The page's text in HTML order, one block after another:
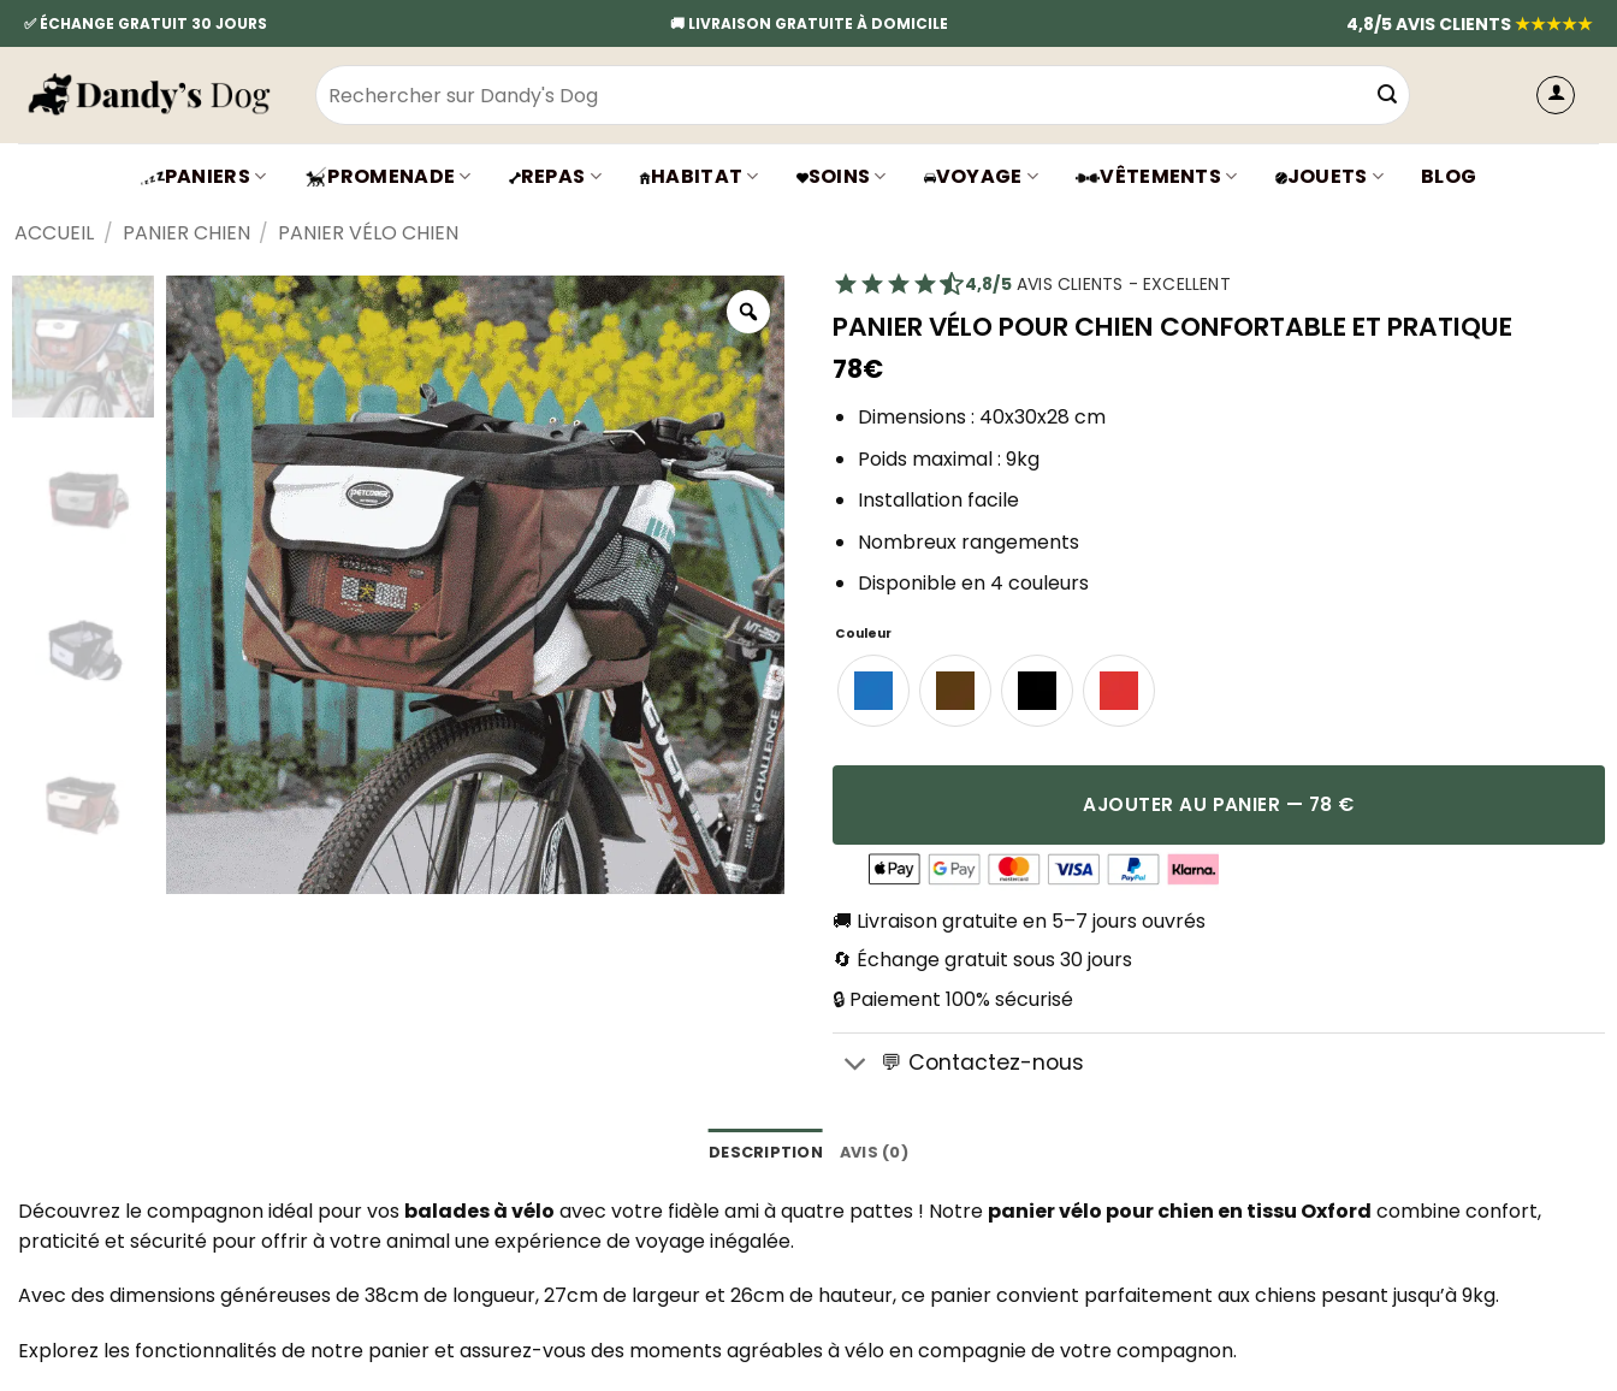
Passer
au
contenu
✅ ÉCHANGE GRATUIT 30 JOURS 🚚 LIVRAISON GRATUITE À DOMICILE 4,8/5 AVIS CLIENTS★★★★★
Recherche
pour :
PANIERS PROMENADE REPAS HABITAT SOINS VOYAGE VÊTEMENTS JOUETS BLOG
ACCUEIL / PANIER CHIEN / PANIER VÉLO CHIEN
4,8/5AVIS CLIENTS - EXCELLENT
PANIER VÉLO POUR CHIEN CONFORTABLE ET PRATIQUE
78€
Dimensions : 40x30x28 cm
Poids maximal : 9kg
Installation facile
Nombreux rangements
Disponible en 4 couleurs
Couleur
AJOUTER AU PANIER — 78 €
🚚 Livraison gratuite en 5–7 jours ouvrés
🔄 Échange gratuit sous 30 jours
🔒 Paiement 100% sécurisé
💬 Contactez-nous
DESCRIPTION AVIS (0)
Découvrez le compagnon idéal pour vos balades à vélo avec votre fidèle ami à quatre pattes ! Notre panier vélo pour chien en tissu Oxford combine confort,
praticité et sécurité pour offrir à votre animal une expérience de voyage inégalée.
Avec des dimensions généreuses de 38cm de longueur, 27cm de largeur et 26cm de hauteur, ce panier convient parfaitement aux chiens pesant jusqu’à 9kg.
Explorez les fonctionnalités de notre panier et assurez-vous des moments agréables à vélo en compagnie de votre compagnon.